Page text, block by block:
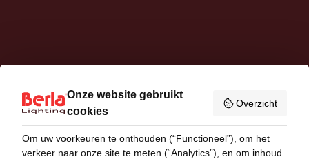
Onze website gebruikt
cookies
Overzicht
Om uw voorkeuren te onthouden (“Functioneel”), om het
verkeer naar onze site te meten (“Analytics”), en om inhoud